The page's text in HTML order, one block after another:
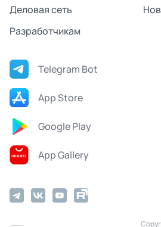
Деловая сеть
Разработчикам
Telegram Bot
App Store
Google Play
App Gallery